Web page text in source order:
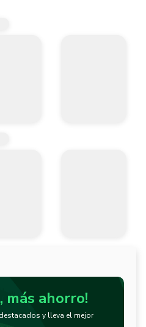
más ahorro!
y lleva el mejor